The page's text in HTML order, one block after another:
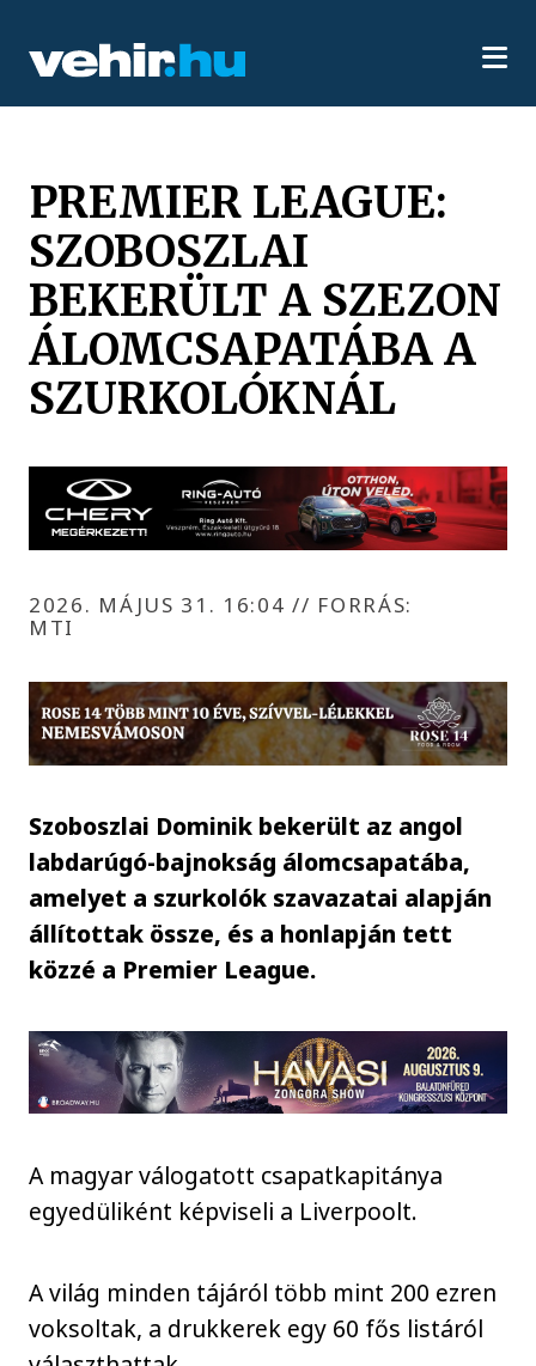
PREMIER LEAGUE:
SZOBOSZLAI
BEKERÜLT A SZEZON
ÁLOMCSAPATÁBA A
SZURKOLÓKNÁL
2026. MÁJUS 31. 16:04// FORRÁS:
MTI
Szoboszlai Dominik bekerült az angol
labdarúgó-bajnokság álomcsapatába,
amelyet a szurkolók szavazatai alapján
állítottak össze, és a honlapján tett
közzé a Premier League.
A magyar válogatott csapatkapitánya
egyedüliként képviseli a Liverpoolt.
A világ minden tájáról több mint 200 ezren
voksoltak, a drukkerek egy 60 fős listáról